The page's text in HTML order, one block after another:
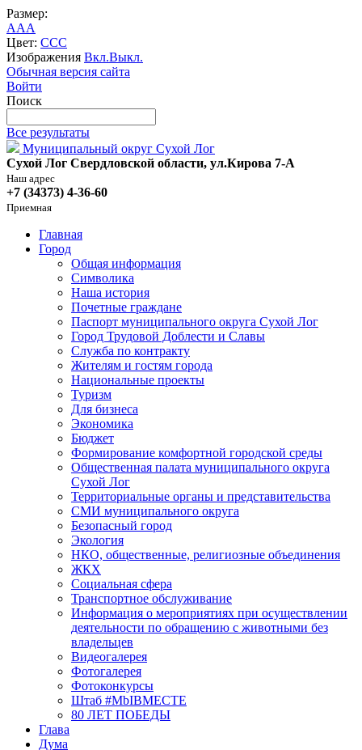
Размер:
AAA
Цвет: CCC
Изображения Вкл.Выкл.
Обычная версия сайта
Войти
Поиск
Все результаты
Муниципальный округ Сухой Лог
Сухой Лог Свердловской области, ул.Кирова 7-А
Наш адрес
+7 (34373) 4-36-60
Приемная
Главная
Город
Общая информация
Символика
Наша история
Почетные граждане
Паспорт муниципального округа Сухой Лог
Город Трудовой Доблести и Славы
Служба по контракту
Жителям и гостям города
Национальные проекты
Туризм
Для бизнеса
Экономика
Бюджет
Формирование комфортной городской среды
Общественная палата муниципального округа
Сухой Лог
Территориальные органы и представительства
СМИ муниципального округа
Безопасный город
Экология
НКО, общественные, религиозные объединения
ЖКХ
Социальная сфера
Транспортное обслуживание
Информация о мероприятиях при осуществлении
деятельности по обращению с животными без
владельцев
Видеогалерея
Фотогалерея
Фотоконкурсы
Штаб #MbIBMECTE
80 ЛЕТ ПОБЕДЫ
Глава
Дума